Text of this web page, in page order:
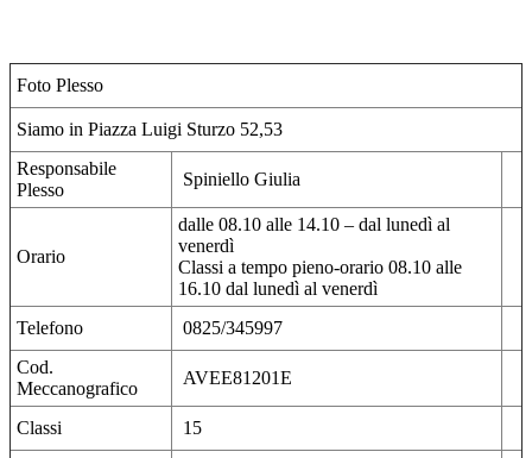
Foto Plesso
Siamo in Piazza Luigi Sturzo 52,53
Responsabile
Plesso
Spiniello Giulia
Orario
dalle 08.10 alle 14.10 – dal lunedì al
venerdì
Classi a tempo pieno-orario 08.10 alle
16.10 dal lunedì al venerdì
Telefono
0825/345997
Cod.
Meccanografico
AVEE81201E
Classi 15